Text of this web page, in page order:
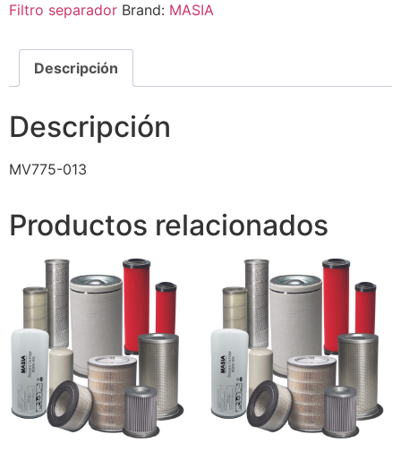
Filtro separador Brand: MASIA
Descripción
Descripción
MV775-013
Productos relacionados